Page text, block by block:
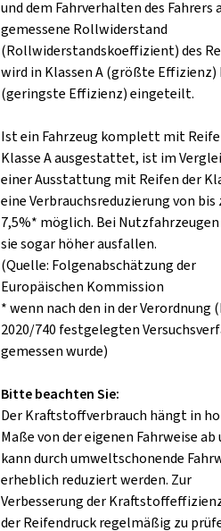
und dem Fahrverhalten des Fahrers
gemessene Rollwiderstand
(Rollwiderstandskoeffizient) des
wird in Klassen A (größte Effizienz)
(geringste Effizienz) eingeteilt.
Ist ein Fahrzeug komplett mit
Klasse A ausgestattet, ist im
einer Ausstattung mit Reifen der
eine Verbrauchsreduzierung von bis
7,5%* möglich. Bei
sie sogar höher ausfallen.
(Quelle: Folgenabschätzung der
Europäischen Kommission
* wenn nach den in der Verordnung
2020/740 festgelegten
gemessen wurde)
Bitte beachten Sie:
Der Kraftstoffverbrauch hängt in
Maße von der eigenen Fahrweise ab
kann durch umweltschonende
erheblich reduziert werden. Zur
Verbesserung der
der Reifendruck regelmäßig zu